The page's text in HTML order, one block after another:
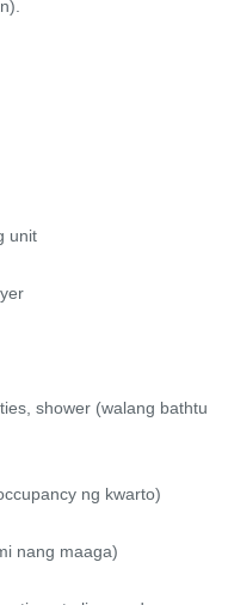
unit
shower (walang bathtu
ng kwarto)
nang maaga)